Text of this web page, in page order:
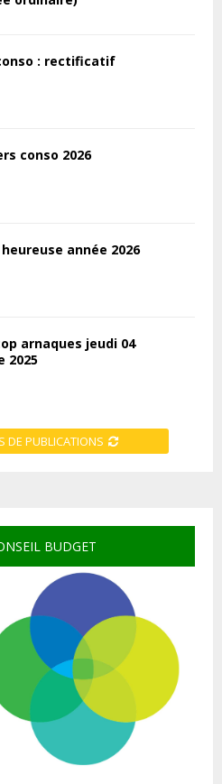
: rectificatif
conso 2026
année 2026
arnaques jeudi 04
2025
DE PUBLICATIONS
BUDGET